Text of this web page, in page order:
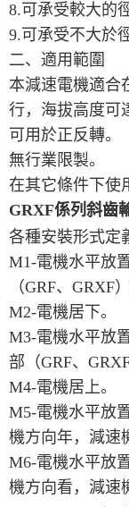
8.可承受較大的
9.可承受不大於
二、適用範圍
本減速電機適
行，海拔高度可
可用於正反轉。
無行業限製。
在其它條件下使
GRXF係列斜齒
各種安裝形式定
M1-電機水平放
（GRF、GRXF
M2-電機居下。
M3-電機水平放
部（GRF、
M4-電機居上。
M5-電機水平放
機方向年，減速
M6-電機水平放
機方向看，減速